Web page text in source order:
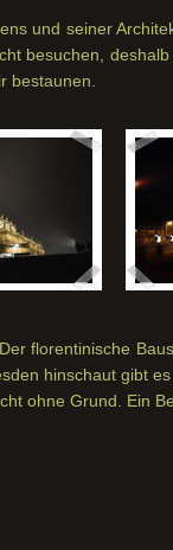
und seiner
besuchen,
bestaunen.
florentinische
hinschaut gibt es
ohne Grund. Ein